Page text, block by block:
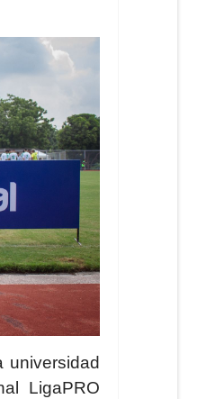
universidad
LigaPRO